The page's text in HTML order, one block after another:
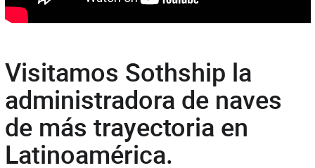
Visitamos Sothship la
administradora de naves
de más trayectoria en
Latinoamérica.